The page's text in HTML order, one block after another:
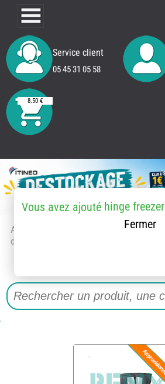
Service client
05 45 31 05 58
8.50 €
Accueil
> Accessoires et pièces
détachées
Vous avez ajouté hinge
Fermer